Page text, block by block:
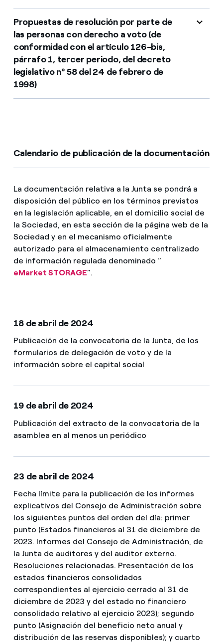
Propuestas de resolución por parte de
las personas con derecho a voto (de
conformidad con el artículo 126-bis,
párrafo 1, tercer periodo, del decreto
legislativo nº 58 del 24 de febrero de
1998)
Calendario de publicación de la documentación
La documentación relativa a la Junta se pondrá a
disposición del público en los términos previstos
en la legislación aplicable, en el domicilio social de
la Sociedad, en esta sección de la página web de la
Sociedad y en el mecanismo oficialmente
autorizado para el almacenamiento centralizado
de información regulada denominado “
eMarket STORAGE”.
18 de abril de 2024
Publicación de la convocatoria de la Junta, de los
formularios de delegación de voto y de la
información sobre el capital social
19 de abril de 2024
Publicación del extracto de la convocatoria de la
asamblea en al menos un periódico
23 de abril de 2024
Fecha límite para la publicación de los informes
explicativos del Consejo de Administración sobre
los siguientes puntos del orden del día: primer
punto (Estados financieros al 31 de diciembre de
2023. Informes del Consejo de Administración, de
la Junta de auditores y del auditor externo.
Resoluciones relacionadas. Presentación de los
estados financieros consolidados
correspondientes al ejercicio cerrado al 31 de
diciembre de 2023 y del estado no financiero
consolidado relativo al ejercicio 2023); segundo
punto (Asignación del beneficio neto anual y
distribución de las reservas disponibles); y cuarto